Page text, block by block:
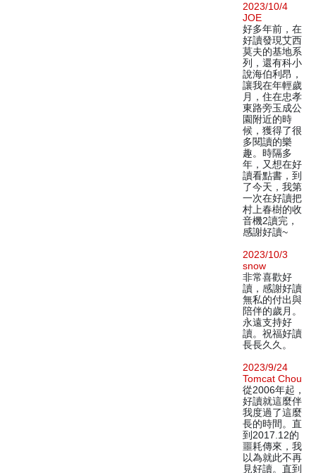
2023/10/4
JOE
好多年前，在
好讀發現艾西
莫夫的基地系
列，還有科小
說海伯利昂，
讓我在年輕歲
月，住在忠孝
東路旁玉成公
園附近的時
候，獲得了很
多閱讀的樂
趣。時隔多
年，又想在好
讀看點書，到
了今天，我第
一次在好讀把
村上春樹的收
音機2讀完，
感謝好讀~
2023/10/3
snow
非常喜歡好
讀，感謝好讀
無私的付出與
陪伴的歲月。
永遠支持好
讀。祝福好讀
長長久久。
2023/9/24
Tomcat Chou
從2006年起，
好讀就這麼伴
我度過了這麼
長的時間。直
到2017.12的
噩耗傳來，我
以為就此不再
見好讀。直到